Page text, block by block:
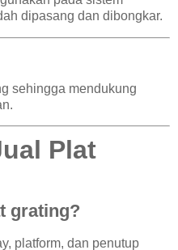
dipasang dan dibongkar.
sehingga mendukung
Plat
grating?
platform, dan penutup